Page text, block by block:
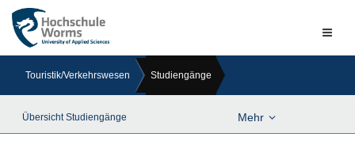
Touristik/Verkehrswesen Studiengänge
Übersicht Studiengänge Mehr